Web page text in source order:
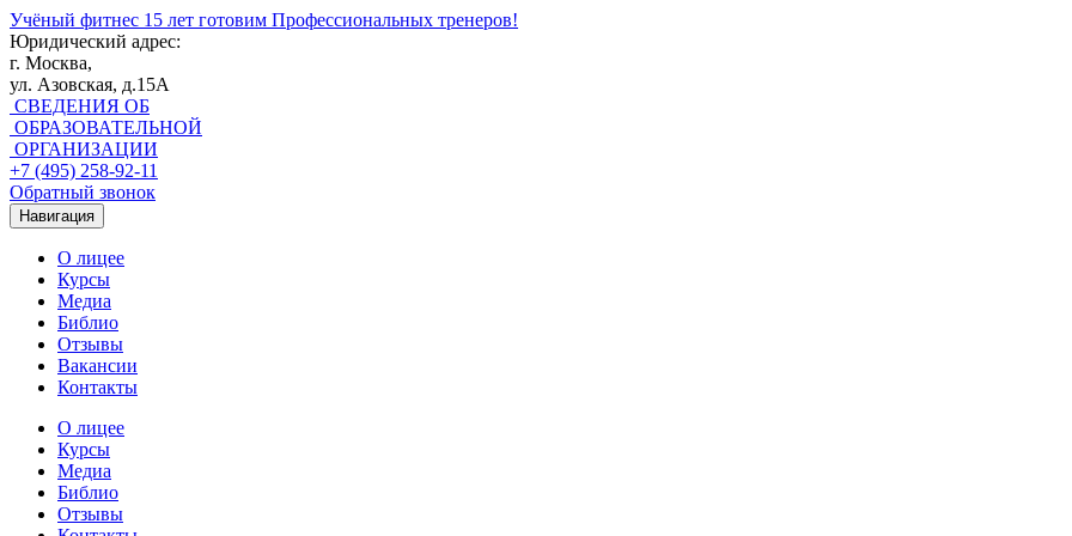
Учёный фитнес 15 лет готовим Профессиональных тренеров!
Юридический адрес:
г. Москва,
ул. Азовская, д.15А
СВЕДЕНИЯ ОБ
ОБРАЗОВАТЕЛЬНОЙ
ОРГАНИЗАЦИИ
+7 (495) 258-92-11
Обратный звонок
Навигация
О лицее
Курсы
Медиа
Библио
Отзывы
Вакансии
Контакты
О лицее
Курсы
Медиа
Библио
Отзывы